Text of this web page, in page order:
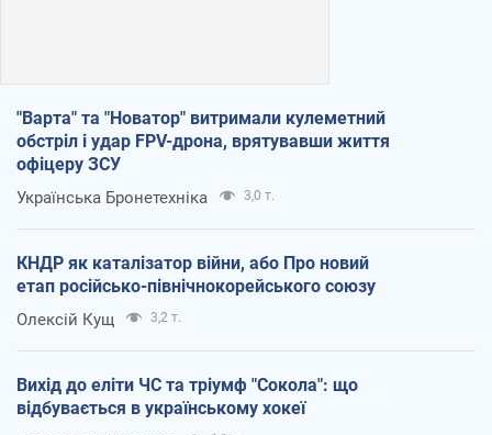
"Варта" та "Новатор" витримали кулеметний
обстріл і удар FPV-дрона, врятувавши життя
офіцеру ЗСУ
Українська Бронетехніка 3,0 т.
КНДР як каталізатор війни, або Про новий
етап російсько-північнокорейського союзу
Олексій Кущ 3,2 т.
Вихід до еліти ЧС та тріумф "Сокола": що
відбувається в українському хокеї